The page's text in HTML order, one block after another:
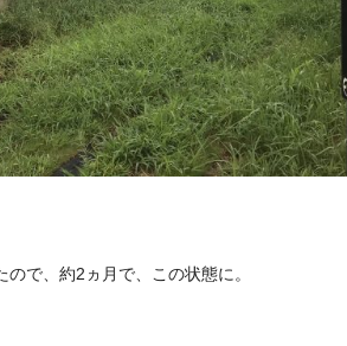
で、約2ヵ月で、この状態に。